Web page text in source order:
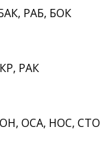
РАБ, БОК
РАК
ОСА, НОС, СТО